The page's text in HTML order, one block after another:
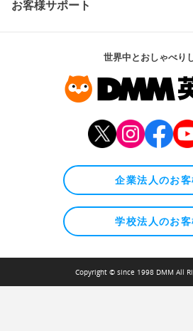
お客様サポート
世界中とおしゃべり
企業法人のお客
学校法人のお客
Copyright © since 1998 DMM All